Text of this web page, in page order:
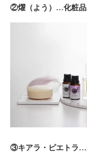
②燿（よう）…化粧品
③キアラ・ピエトラ…